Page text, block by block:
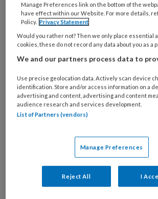
Al een account of abonnement?
Wat
is
e-
mailadres?
* *
Kies
je
wachtwoord*
Manage Preferences link on the bottom of the
have effect within our Website. For more details,
Policy. Privacy Statement
Would you rather not? Then we only place essential
cookies, these do not record any data about you as a
We and our partners process data to
Use precise geolocation data. Actively scan device
identification. Store and/or access information on a
advertising and content, advertising and content
audience research and services development.
List of Partners (vendors)
Manage Preferences
Reject All I